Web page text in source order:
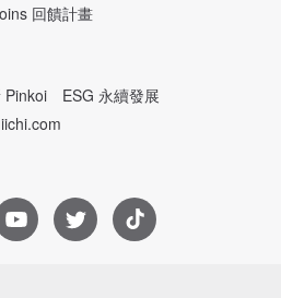
回饋計畫
Pinkoi
ESG 永續發展
iichi.com